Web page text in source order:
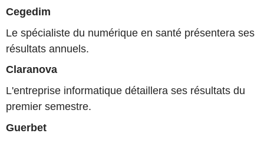
Cegedim
Le spécialiste du numérique en santé présentera ses
résultats annuels.
Claranova
L'entreprise informatique détaillera ses résultats du
premier semestre.
Guerbet